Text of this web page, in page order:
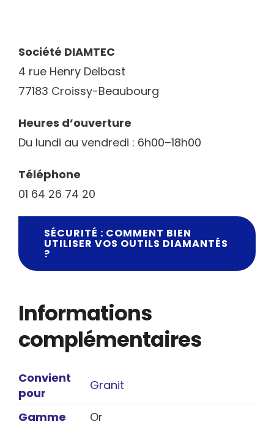
Société DIAMTEC
4 rue Henry Delbast
77183 Croissy-Beaubourg
Heures d’ouverture
Du lundi au vendredi : 6h00–18h00
Téléphone
01 64 26 74 20
SÉCURITÉ : COMMENT BIEN
UTILISER VOS OUTILS DIAMANTÉS
?
Informations
complémentaires
Convient
pour
Granit
Gamme Or